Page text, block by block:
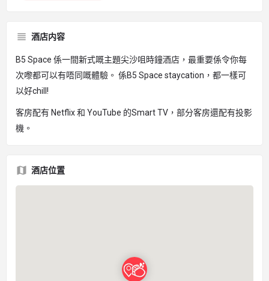
酒店内容
B5 Space 係一間新式嘅主題尖沙咀時鐘酒店，最重要係令你每
次嚟都可以有唔同嘅體驗。 係B5 Space staycation，都一樣可
以好chill!
客房配有 Netflix 和 YouTube 的Smart TV，部分客房還配有投影
機。
酒店位置